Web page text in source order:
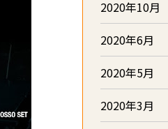
2020年10月
2020年6月
2020年5月
2020年3月